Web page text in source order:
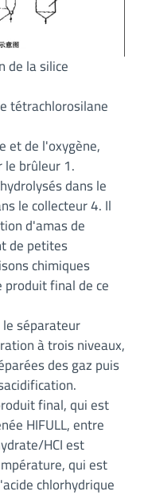
de la silice
tétrachlorosilane
et de l'oxygène,
brûleur 1.
dans le
le collecteur 4. Il
d'amas de
de petites
chimiques
final de ce
séparateur
à trois niveaux,
des gaz puis
final, qui est
HIFULL, entre
HCI est
qui est
chlorhydrique